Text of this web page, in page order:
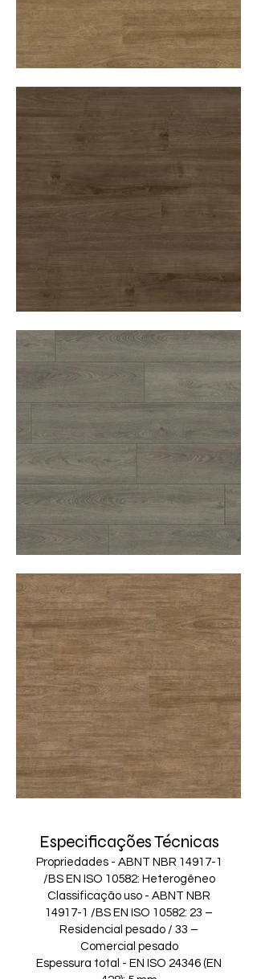
Especificações Técnicas
Propriedades - ABNT NBR 14917-1
/BS EN ISO 10582: Heterogêneo
Classificação uso - ABNT NBR
14917-1 /BS EN ISO 10582: 23 –
Residencial pesado / 33 –
Comercial pesado
Espessura total - EN ISO 24346 (EN